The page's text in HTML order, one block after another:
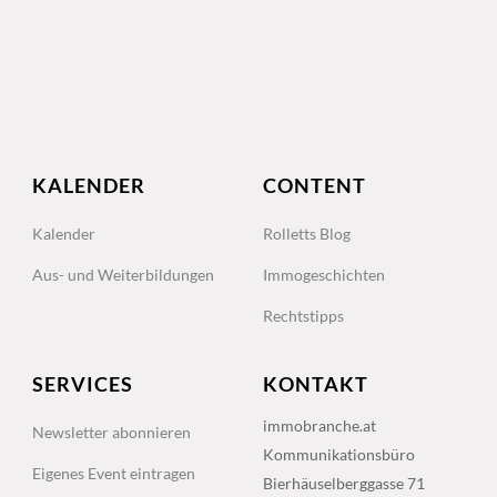
KALENDER
Kalender
Aus- und Weiterbildungen
CONTENT
Rolletts Blog
Immogeschichten
Rechtstipps
SERVICES
Newsletter abonnieren
Eigenes Event eintragen
KONTAKT
immobranche.at
Kommunikationsbüro
Bierhäuselberggasse 71